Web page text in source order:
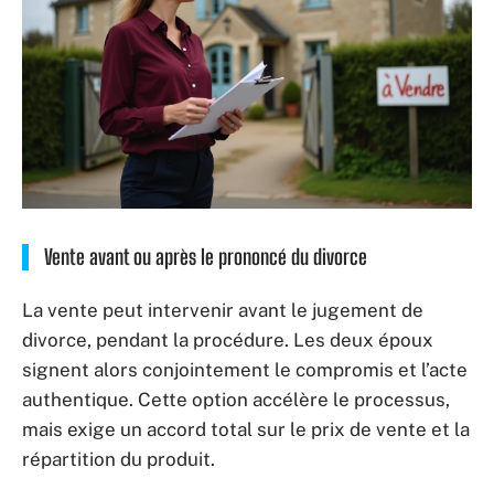
Vente avant ou après le prononcé du divorce
La vente peut intervenir avant le jugement de
divorce, pendant la procédure. Les deux époux
signent alors conjointement le compromis et l’acte
authentique. Cette option accélère le processus,
mais exige un accord total sur le prix de vente et la
répartition du produit.